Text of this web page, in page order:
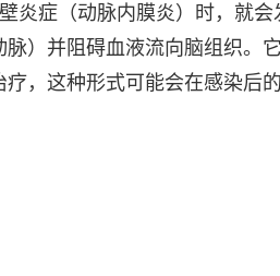
炎症（动脉内膜炎）时，就会
）并阻碍血液流向脑组织。
，这种形式可能会在感染后